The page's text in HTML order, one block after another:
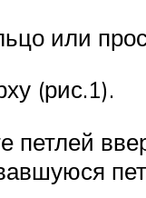
или
(рис.1).